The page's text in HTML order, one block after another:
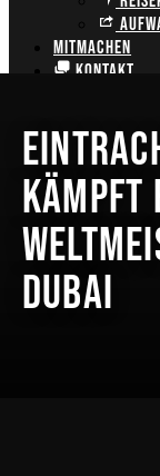
Mitmachen
Kontakt
kämpft
Dubai